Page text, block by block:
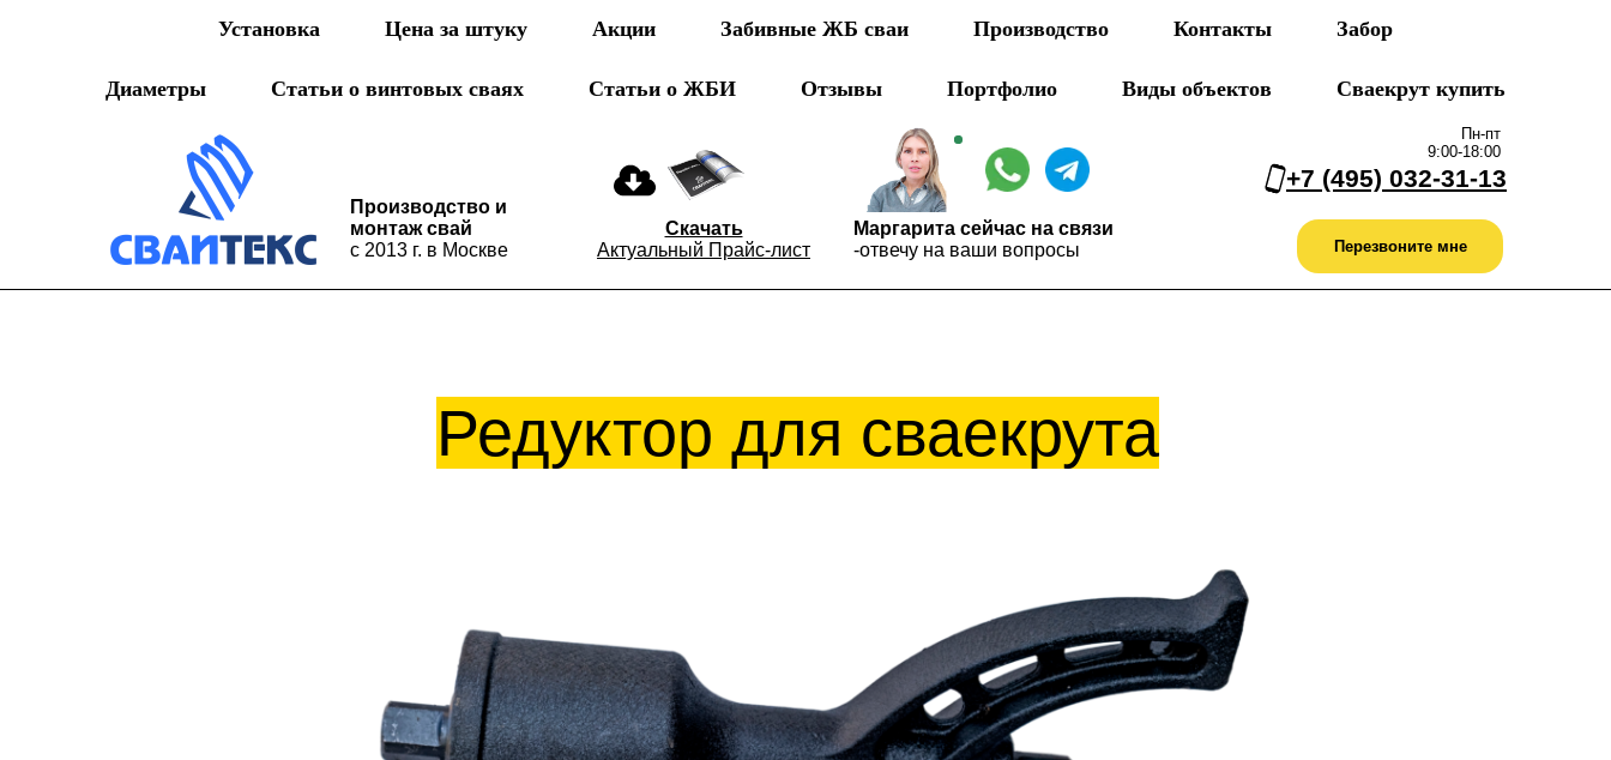
Установка Цена за штуку Акции Забивные ЖБ сваи Производство Контакты Забор
Диаметры Статьи о винтовых сваях Статьи о ЖБИ Отзывы Портфолио Виды объектов Сваекрут купить
Производство и
монтаж свай
с 2013 г. в Москве
Акции Отзывы Производство
Вопросы
Статьи
Скачать
Актуальный Прайс-лист
Маргарита сейчас на связи
-отвечу на ваши вопросы
Пн-пт
9:00-18:00
Перезвоните мне
+7 (495) 032-31-13
Редуктор для сваекрута